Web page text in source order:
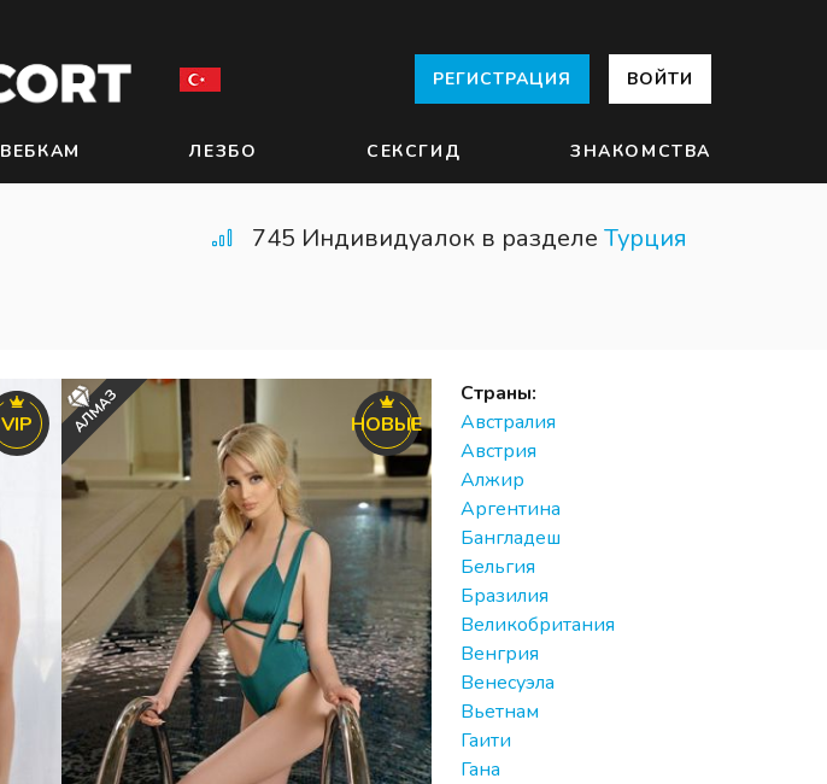
РЕГИСТРАЦИЯ ВОЙТИ
ВЕБКАМ ЛЕЗБО СЕКСГИД ЗНАКОМСТВА
745 Индивидуалок в разделе Турция
VIP НОВЫЕ
АЛМАЗ
Страны:
Австралия
Австрия
Алжир
Аргентина
Бангладеш
Бельгия
Бразилия
Великобритания
Венгрия
Венесуэла
Вьетнам
Гаити
Гана